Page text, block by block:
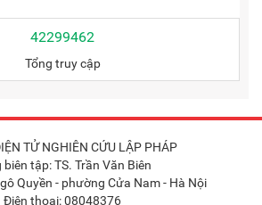
42299462
Tổng truy cập
TỬ NGHIÊN CỨU LẬP PHÁP
biên tập: TS. Trần Văn Biên
Quyền - phường Cửa Nam - Hà Nội
Điện thoại: 08048376